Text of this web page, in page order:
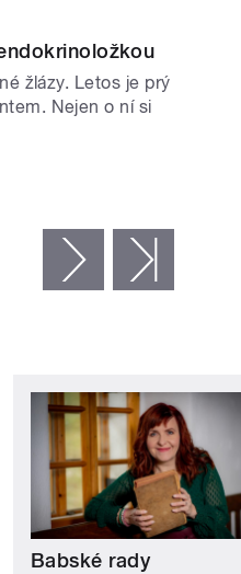
žlázy. Letos je prý
Nejen o ní si
následující ›
Babské rady